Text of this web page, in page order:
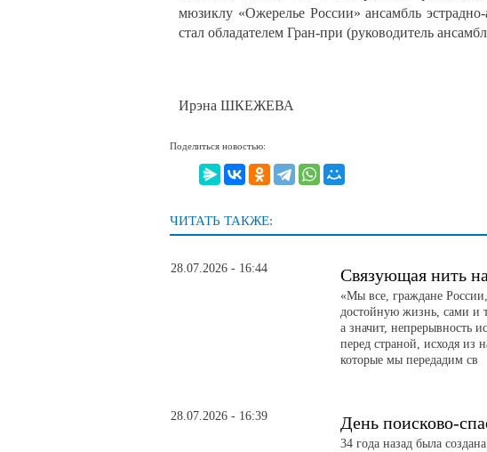
мюзиклу «Ожерелье России» ансамбль
стал обладателем Гран-при (руководитель
Ирэна ШКЕЖЕВА
Поделиться новостью:
ЧИТАТЬ ТАКЖЕ:
28.07.2026 - 16:44 Связующая нить
«Мы все, граждане
достойную жизнь, сами и
а значит, непрерывность
перед страной, исходя из
которые мы передадим св
28.07.2026 - 16:39 День поисково-
34 года назад была